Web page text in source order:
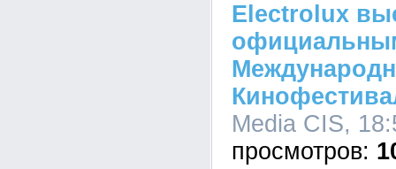
Electrolux
Media CIS,